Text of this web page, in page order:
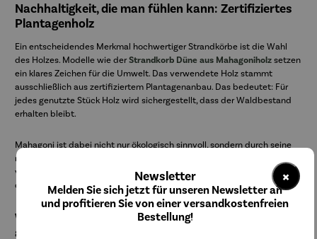
Nachhaltigkeit, die man fühlen kann: Zertifiziertes
Plantagenholz
Ein entscheidendes Merkmal hochwertiger Strandkörbe ist die Wahl
des Holzes. Modelle wie derStrandkorb Düne aus Mahagoniholzsetzen
ein klares Zeichen für die Umwelt. Das verwendete Holz stammt
ausschließlich aus zertifiziertem Plantagenanbau. Das bedeutet: Für
jedes genutzte Stück Holz wird sichergestellt, dass der Waldbestand
erhalten bleibt.
Mahagoni ist dabei nicht nur ökologisch sinnvoll, sondern durch seine
natürliche Ölhaltigkeit extrem witterungsbeständig. Es arbeitet kaum,
verzieht sich nicht und behält über Jahre seine edle Anmutung, ganz
ohne chemische Keulen.
Was einen Premium-Strandkorb von der Masse
abhebt
×
Newsletter
Melden Sie sich jetzt für unseren Newsletter an
und profitieren Sie von einer versandkostenfreien
Bestellung!